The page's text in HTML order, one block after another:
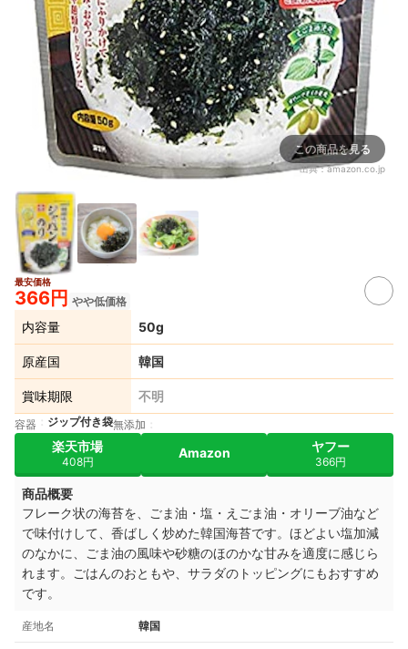
この商品を見る
出典：amazon.co.jp
最安価格
366円 やや低価格
内容量 50g
原産国 韓国
賞味期限 不明
容器 ジップ付き袋無添加
楽天市場
408円
Amazon ヤフー
366円
商品概要
フレーク状の海苔を、ごま油・塩・えごま油・オリーブ油など
で味付けして、香ばしく炒めた韓国海苔です。ほどよい塩加減
のなかに、ごま油の風味や砂糖のほのかな甘みを適度に感じら
れます。ごはんのおともや、サラダのトッピングにもおすすめ
です。
産地名 韓国